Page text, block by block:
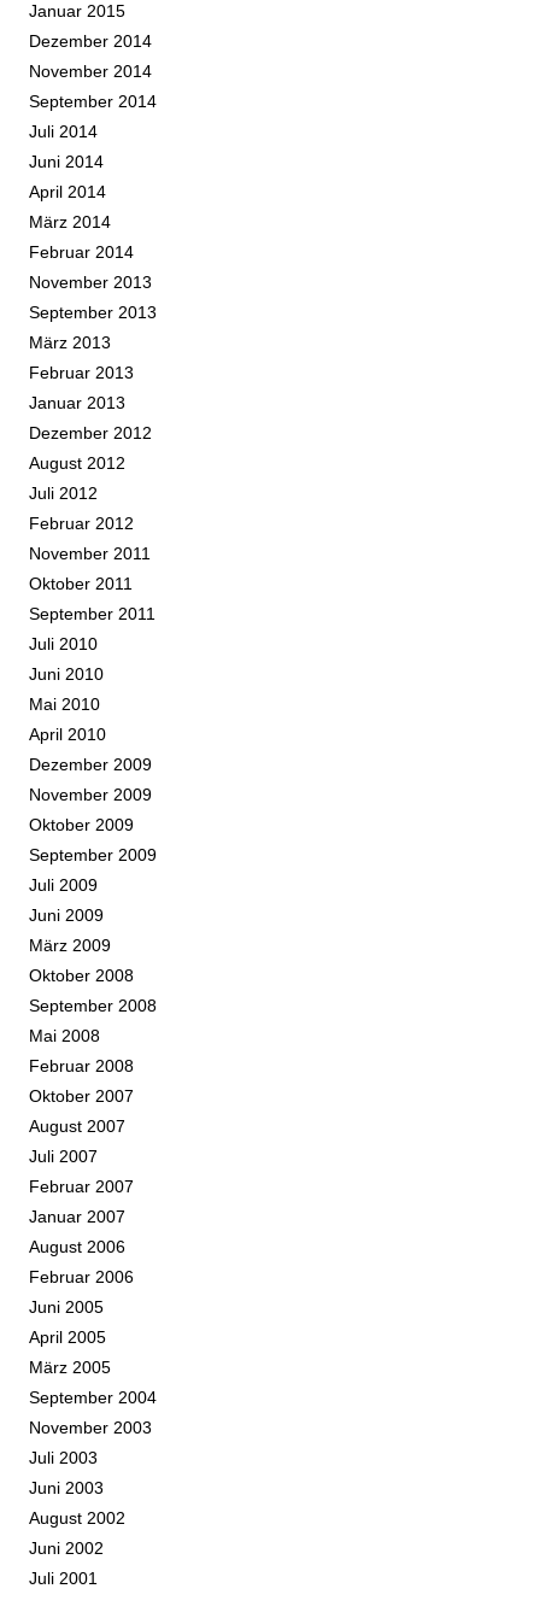
Januar 2015
Dezember 2014
November 2014
September 2014
Juli 2014
Juni 2014
April 2014
März 2014
Februar 2014
November 2013
September 2013
März 2013
Februar 2013
Januar 2013
Dezember 2012
August 2012
Juli 2012
Februar 2012
November 2011
Oktober 2011
September 2011
Juli 2010
Juni 2010
Mai 2010
April 2010
Dezember 2009
November 2009
Oktober 2009
September 2009
Juli 2009
Juni 2009
März 2009
Oktober 2008
September 2008
Mai 2008
Februar 2008
Oktober 2007
August 2007
Juli 2007
Februar 2007
Januar 2007
August 2006
Februar 2006
Juni 2005
April 2005
März 2005
September 2004
November 2003
Juli 2003
Juni 2003
August 2002
Juni 2002
Juli 2001